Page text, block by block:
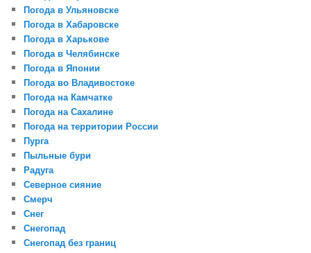
Погода в Ульяновске
Погода в Хабаровске
Погода в Харькове
Погода в Челябинске
Погода в Японии
Погода во Владивостоке
Погода на Камчатке
Погода на Сахалине
Погода на территории России
Пурга
Пыльные бури
Радуга
Северное сияние
Смерч
Снег
Снегопад
Снегопад без границ